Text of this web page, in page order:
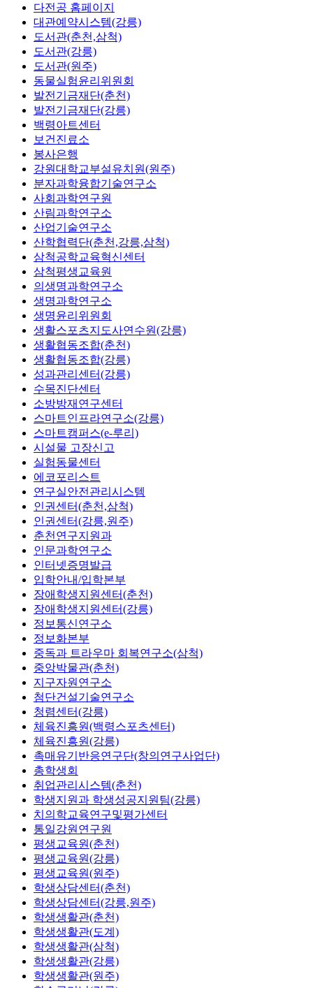
다전공 홈페이지
대관예약시스템(강릉)
도서관(춘천,삼척)
도서관(강릉)
도서관(원주)
동물실험윤리위원회
발전기금재단(춘천)
발전기금재단(강릉)
백령아트센터
보건진료소
봉사은행
강원대학교부설유치원(원주)
분자과학융합기술연구소
사회과학연구원
산림과학연구소
산업기술연구소
산학협력단(춘천,강릉,삼척)
삼척공학교육혁신센터
삼척평생교육원
의생명과학연구소
생명과학연구소
생명윤리위원회
생활스포츠지도사연수원(강릉)
생활협동조합(춘천)
생활협동조합(강릉)
성과관리센터(강릉)
수목진단센터
소방방재연구센터
스마트인프라연구소(강릉)
스마트캠퍼스(e-루리)
시설물 고장신고
실험동물센터
에코포리스트
연구실안전관리시스템
인권센터(춘천,삼척)
인권센터(강릉,원주)
춘천연구지원과
인문과학연구소
인터넷증명발급
입학안내/입학본부
장애학생지원센터(춘천)
장애학생지원센터(강릉)
정보통신연구소
정보화본부
중독과 트라우마 회복연구소(삼척)
중앙박물관(춘천)
지구자원연구소
첨단건설기술연구소
청렴센터(강릉)
체육진흥원(백령스포츠센터)
체육진흥원(강릉)
촉매유기반응연구단(창의연구사업단)
총학생회
취업관리시스템(춘천)
학생지원과 학생성공지원팀(강릉)
치의학교육연구및평가센터
통일강원연구원
평생교육원(춘천)
평생교육원(강릉)
평생교육원(원주)
학생상담센터(춘천)
학생상담센터(강릉,원주)
학생생활관(춘천)
학생생활관(도계)
학생생활관(삼척)
학생생활관(강릉)
학생생활관(원주)